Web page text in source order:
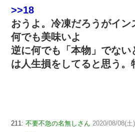
>>18
おうよ。冷凍だろうがイン
何でも美味いよ
逆に何でも「本物」でない
は人生損をしてると思う。
211: 不要不急の名無しさん 2020/08/08(